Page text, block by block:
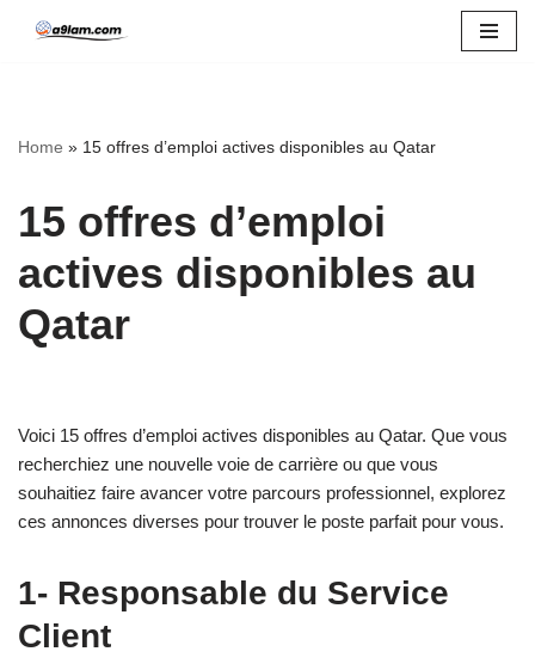
Home » 15 offres d’emploi actives disponibles au Qatar
15 offres d’emploi
actives disponibles au
Qatar
Voici 15 offres d’emploi actives disponibles au Qatar. Que vous
recherchiez une nouvelle voie de carrière ou que vous
souhaitiez faire avancer votre parcours professionnel, explorez
ces annonces diverses pour trouver le poste parfait pour vous.
1- Responsable du Service
Client